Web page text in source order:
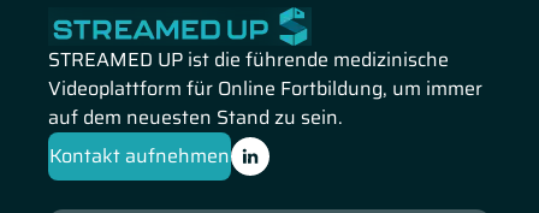
STREAMED UP ist die führende medizinische
Videoplattform für Online Fortbildung, um immer
auf dem neuesten Stand zu sein.
Kontakt aufnehmen